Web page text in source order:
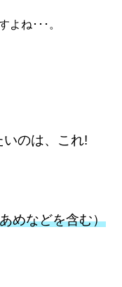
よね･･･。
いのは、これ!
めなどを含む）